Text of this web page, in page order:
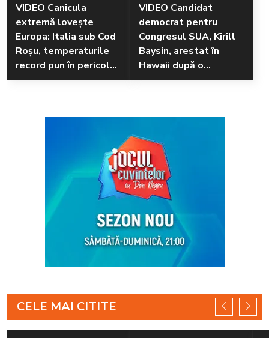
VIDEO Canicula
extremă lovește
Europa: Italia sub Cod
Roșu, temperaturile
record pun în pericol
sănătatea și mediul
VIDEO Candidat
democrat pentru
Congresul SUA, Kirill
Baysin, arestat în
Hawaii după o
altercație violentă pe
CELE MAI CITITE